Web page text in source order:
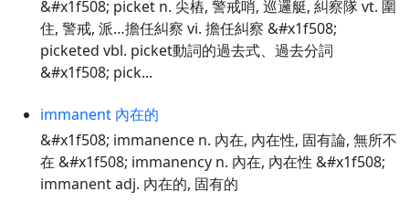
&#x1f508; picket n. 尖樁, 警戒哨, 巡邏艇, 糾察隊 vt. 圍
住, 警戒, 派…擔任糾察 vi. 擔任糾察 &#x1f508;
picketed vbl. picket動詞的過去式、過去分詞
&#x1f508; pick...
immanent 內在的
&#x1f508; immanence n. 內在, 內在性, 固有論, 無所不
在 &#x1f508; immanency n. 內在, 內在性 &#x1f508;
immanent adj. 內在的, 固有的